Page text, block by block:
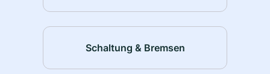
Schaltung & Bremsen